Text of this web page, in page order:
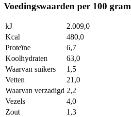
Voedingswaarden per 100 gram
kJ
2.009,0
Kcal
480,0
Proteïne
6,7
Koolhydraten
63,0
Waarvan suikers
1,5
Vetten
21,0
Waarvan verzadigd 2,2
Vezels
4,0
Zout
1,3